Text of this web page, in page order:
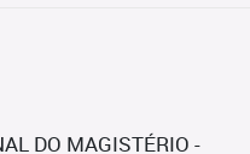
DO MAGISTÉRIO -